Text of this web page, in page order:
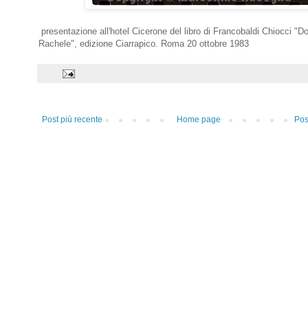
presentazione all'hotel Cicerone del libro di Francobaldi Chiocci
Rachele", edizione Ciarrapico. Roma 20 ottobre 1983
Post più recente Home page